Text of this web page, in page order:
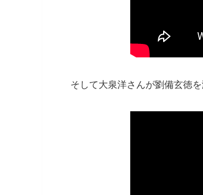
そして大泉洋さんが劉備玄徳